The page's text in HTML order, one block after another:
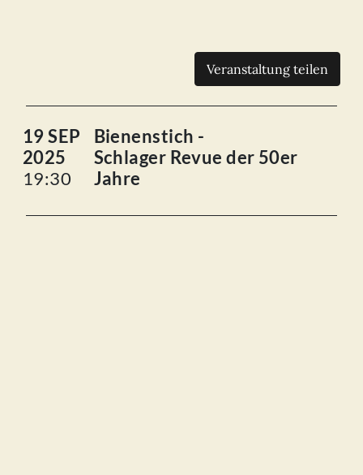
Veranstaltung teilen
19 SEP
2025
19:30
Bienenstich -
Schlager Revue der 50er
Jahre